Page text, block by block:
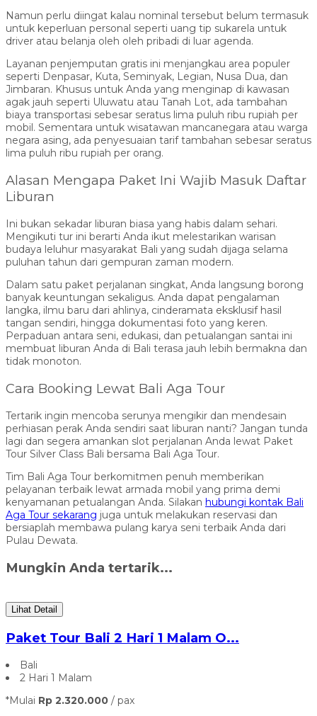
Namun perlu diingat kalau nominal tersebut belum termasuk
untuk keperluan personal seperti uang tip sukarela untuk
driver atau belanja oleh oleh pribadi di luar agenda.
Layanan penjemputan gratis ini menjangkau area populer
seperti Denpasar, Kuta, Seminyak, Legian, Nusa Dua, dan
Jimbaran. Khusus untuk Anda yang menginap di kawasan
agak jauh seperti Uluwatu atau Tanah Lot, ada tambahan
biaya transportasi sebesar seratus lima puluh ribu rupiah per
mobil. Sementara untuk wisatawan mancanegara atau warga
negara asing, ada penyesuaian tarif tambahan sebesar seratus
lima puluh ribu rupiah per orang.
Alasan Mengapa Paket Ini Wajib Masuk Daftar
Liburan
Ini bukan sekadar liburan biasa yang habis dalam sehari.
Mengikuti tur ini berarti Anda ikut melestarikan warisan
budaya leluhur masyarakat Bali yang sudah dijaga selama
puluhan tahun dari gempuran zaman modern.
Dalam satu paket perjalanan singkat, Anda langsung borong
banyak keuntungan sekaligus. Anda dapat pengalaman
langka, ilmu baru dari ahlinya, cinderamata eksklusif hasil
tangan sendiri, hingga dokumentasi foto yang keren.
Perpaduan antara seni, edukasi, dan petualangan santai ini
membuat liburan Anda di Bali terasa jauh lebih bermakna dan
tidak monoton.
Cara Booking Lewat Bali Aga Tour
Tertarik ingin mencoba serunya mengikir dan mendesain
perhiasan perak Anda sendiri saat liburan nanti? Jangan tunda
lagi dan segera amankan slot perjalanan Anda lewat Paket
Tour Silver Class Bali bersama Bali Aga Tour.
Tim Bali Aga Tour berkomitmen penuh memberikan
pelayanan terbaik lewat armada mobil yang prima demi
kenyamanan petualangan Anda. Silakan hubungi kontak Bali
Aga Tour sekarang juga untuk melakukan reservasi dan
bersiaplah membawa pulang karya seni terbaik Anda dari
Pulau Dewata.
Mungkin Anda tertarik...
Lihat Detail
Paket Tour Bali 2 Hari 1 Malam O...
Bali
2 Hari 1 Malam
*Mulai Rp 2.320.000 / pax